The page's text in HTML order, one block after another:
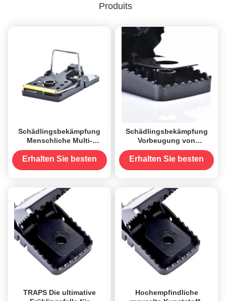
Produits
Schädlingsbekämpfung
Menschliche Multi-
Fangmaschine Dauerhafte
Metall Mäuse
Erhalten Sie besten
Schädlingsbekämpfung
Vorbeugung von
Mäusenfallen Geruchloses
Kunststoffmaterial M01A
Erhalten Sie besten
TRAPS Die ultimative
Hochempfindliche